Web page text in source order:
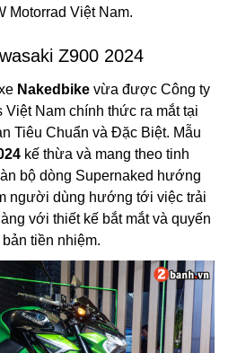
Motorrad Việt Nam.
Z900 2024
Nakedbike vừa được Công ty
Nam chính thức ra mắt tại
Tiêu Chuẩn và Đặc Biệt. Mẫu
kế thừa và mang theo tinh
bộ dòng Supernaked hướng
người dùng hướng tới việc trải
với thiết kế bắt mắt và quyến
tiền nhiệm.